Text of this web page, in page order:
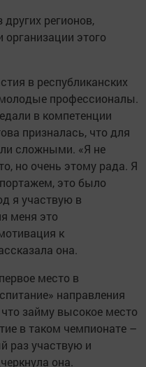
регионов,
этого
в республиканских
профессионалы.
в компетенции
призналась, что для
сложными. «Я не
но очень этому рада. Я
это было
я участвую в
меня это
к
она.
место в
направления
займу высокое место
в таком чемпионате –
раз участвую и
она.